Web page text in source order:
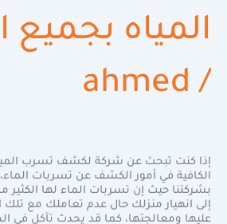
المياه بجميع
/
ahmed
إذا كنت تبحث عن شركة لكشف تسرب
الكافية في أمور الكشف عن تسربات
بشركتنا حيث إن تسربات الماء لها
إلى انهيار منزلك حال عدم تعاملك مع
عليها ومعالجتها، كما قد يحدث تآكل في